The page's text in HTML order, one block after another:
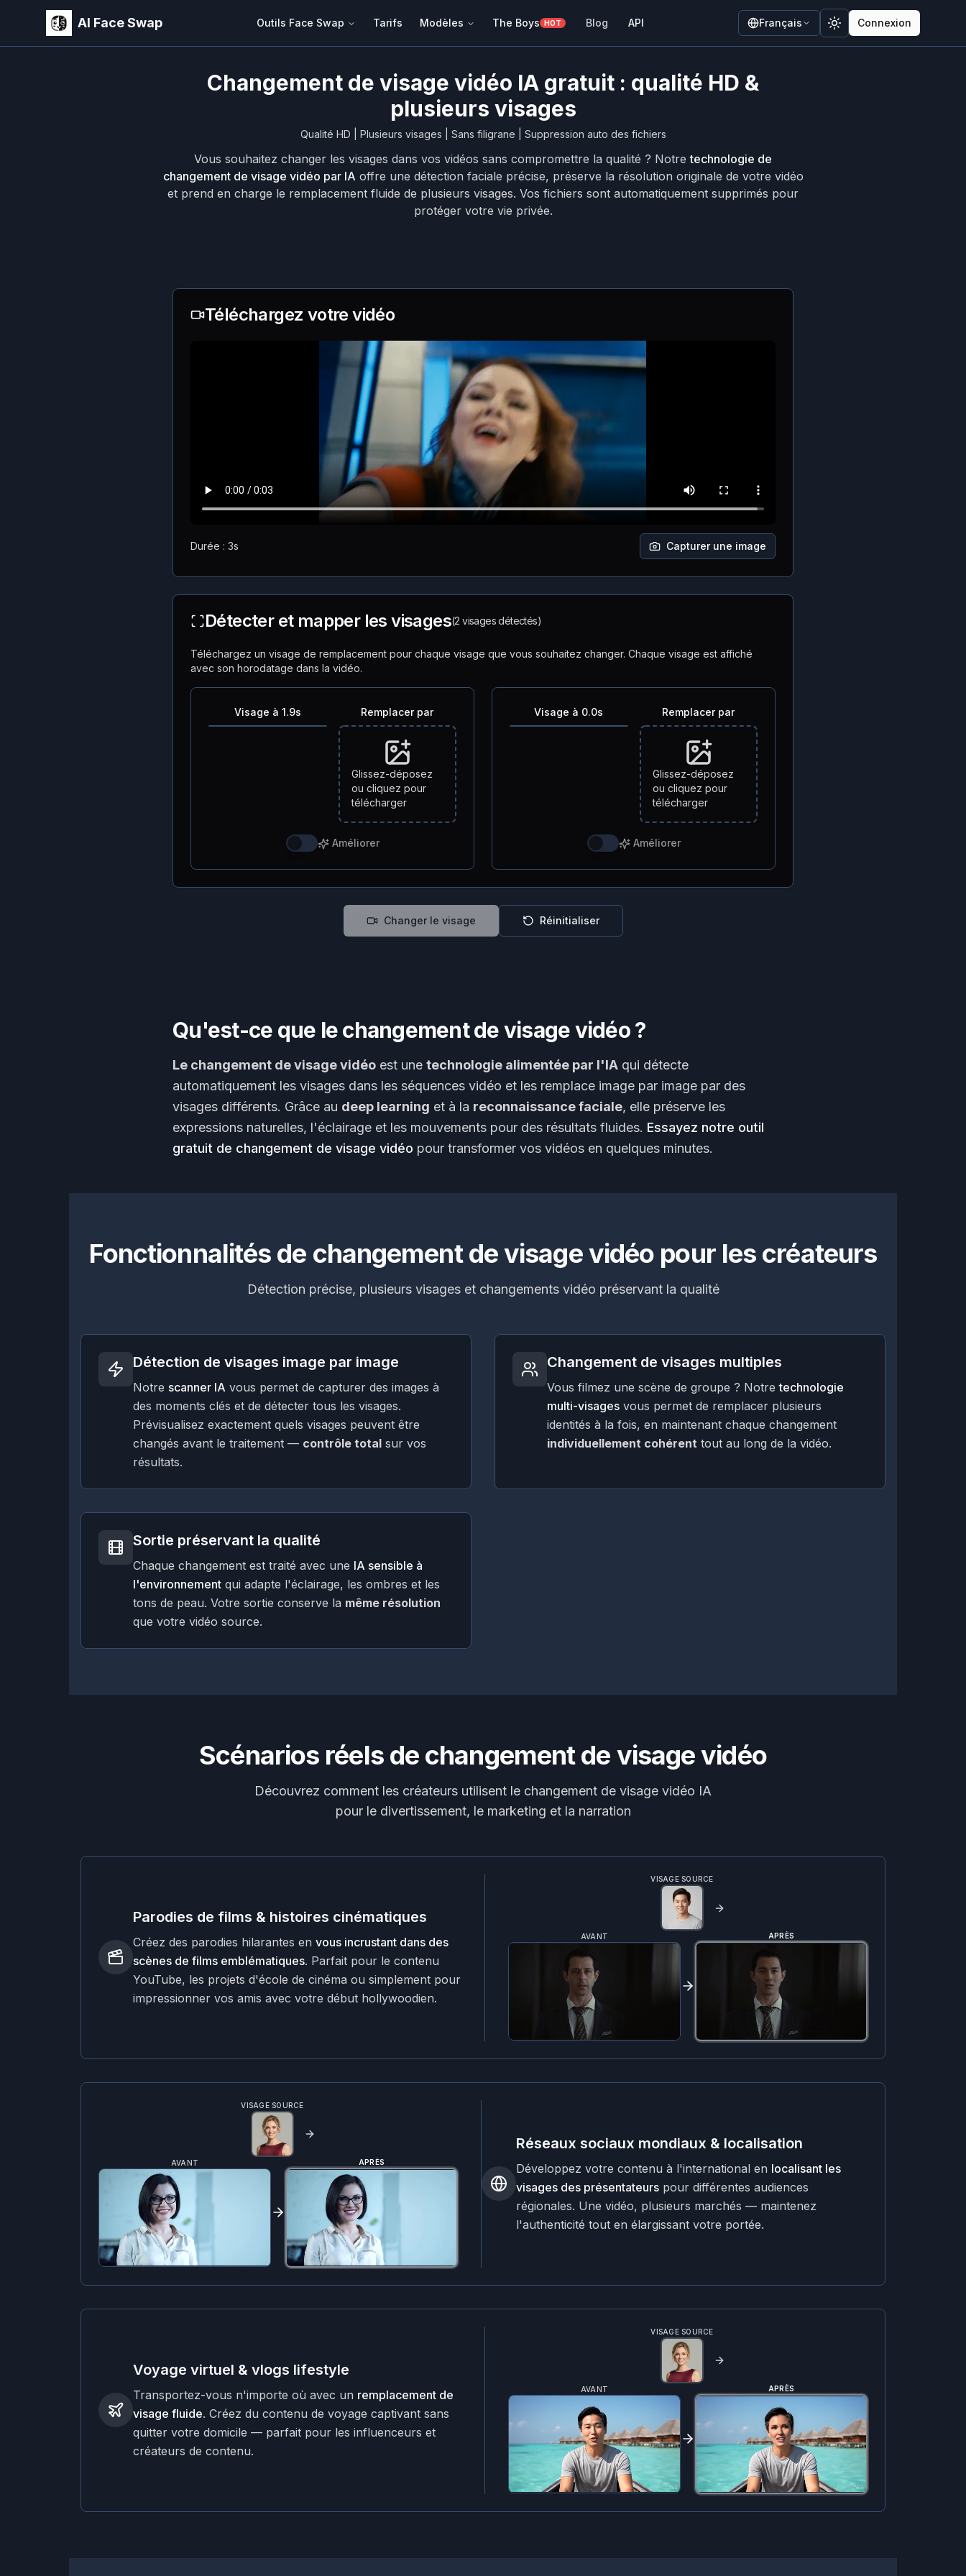
AI Face Swap Outils Face Swap Tarifs Modèles The Boys HOT Blog API Français Toggle theme
Connexion
Changement de visage vidéo IA gratuit : qualité HD &
plusieurs visages
Qualité HD | Plusieurs visages | Sans filigrane | Suppression auto des fichiers
Vous souhaitez changer les visages dans vos vidéos sans compromettre la qualité ? Notretechnologie de
changement de visage vidéo par IA offre une détection faciale précise, préserve la résolution originale de votre vidéo
et prend en charge le remplacement fluide de plusieurs visages. Vos fichiers sont automatiquement supprimés pour
protéger votre vie privée.
Téléchargez votre vidéo
Durée : 3s Capturer une image
Détecter et mapper les visages(2 visages détectés)
Téléchargez un visage de remplacement pour chaque visage que vous souhaitez changer. Chaque visage est affiché
avec son horodatage dans la vidéo.
Visage à 1.9s Remplacer par
Glissez-déposez
ou cliquez pour
télécharger
Améliorer
Visage à 0.0s Remplacer par
Glissez-déposez
ou cliquez pour
télécharger
Améliorer
Changer le visage Réinitialiser
Qu'est-ce que le changement de visage vidéo ?
Le changement de visage vidéo est une technologie alimentée par l'IA qui détecte
automatiquement les visages dans les séquences vidéo et les remplace image par image par des
visages différents. Grâce au deep learning et à la reconnaissance faciale, elle préserve les
expressions naturelles, l'éclairage et les mouvements pour des résultats fluides. Essayez notre outil
gratuit de changement de visage vidéo pour transformer vos vidéos en quelques minutes.
Fonctionnalités de changement de visage vidéo pour les créateurs
Détection précise, plusieurs visages et changements vidéo préservant la qualité
Détection de visages image par image
Notre scanner IA vous permet de capturer des images à
des moments clés et de détecter tous les visages.
Prévisualisez exactement quels visages peuvent être
changés avant le traitement — contrôle total sur vos
résultats.
Changement de visages multiples
Vous filmez une scène de groupe ? Notretechnologie
multi-visages vous permet de remplacer plusieurs
identités à la fois, en maintenant chaque changement
individuellement cohérent tout au long de la vidéo.
Sortie préservant la qualité
Chaque changement est traité avec une IA sensible à
l'environnement qui adapte l'éclairage, les ombres et les
tons de peau. Votre sortie conserve la même résolution
que votre vidéo source.
Scénarios réels de changement de visage vidéo
Découvrez comment les créateurs utilisent le changement de visage vidéo IA
pour le divertissement, le marketing et la narration
Parodies de films & histoires cinématiques
Créez des parodies hilarantes en vous incrustant dans des
scènes de films emblématiques. Parfait pour le contenu
YouTube, les projets d'école de cinéma ou simplement pour
impressionner vos amis avec votre début hollywoodien.
VISAGE SOURCE
AVANT APRÈS
Réseaux sociaux mondiaux & localisation
Développez votre contenu à l'international en localisant les
visages des présentateurs pour différentes audiences
régionales. Une vidéo, plusieurs marchés — maintenez
l'authenticité tout en élargissant votre portée.
VISAGE SOURCE
AVANT APRÈS
Voyage virtuel & vlogs lifestyle
Transportez-vous n'importe où avec un remplacement de
visage fluide. Créez du contenu de voyage captivant sans
quitter votre domicile — parfait pour les influenceurs et
créateurs de contenu.
VISAGE SOURCE
AVANT APRÈS